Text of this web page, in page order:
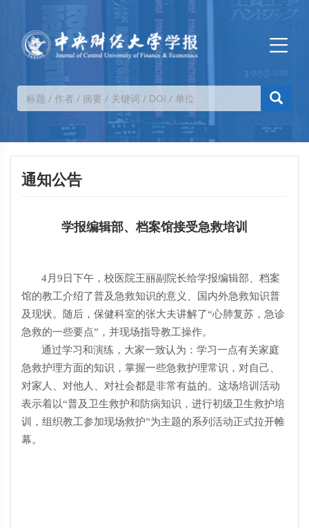
通知公告
学报编辑部、档案馆接受急救培训
4月9 日下午，校医院王丽副院长给学报编辑部、档案
馆的教工介绍了普及急救知识的意义、国内外急救知识普
及现状。随后，保健科室的张大夫讲解了“心肺复苏，急诊
急救的一些要点”，并现场指导教工操作。
通过学习和演练，大家一致认为：学习一点有关家庭
急救护理方面的知识，掌握一些急救护理常识，对自己、
对家人、对他人、对社会都是非常有益的。这场培训活动
表示着以“普及卫生救护和防病知识，进行初级卫生救护培
训，组织教工参加现场救护”为主题的系列活动正式拉开帷
幕。